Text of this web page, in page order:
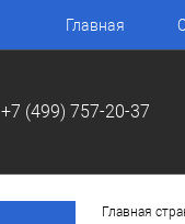
Главная
+7 (499) 757-20-37
Главная